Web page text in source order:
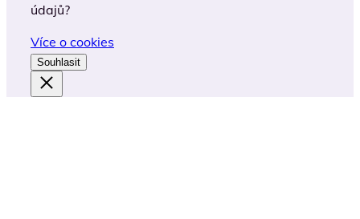
údajů?
Více o cookies
Souhlasit